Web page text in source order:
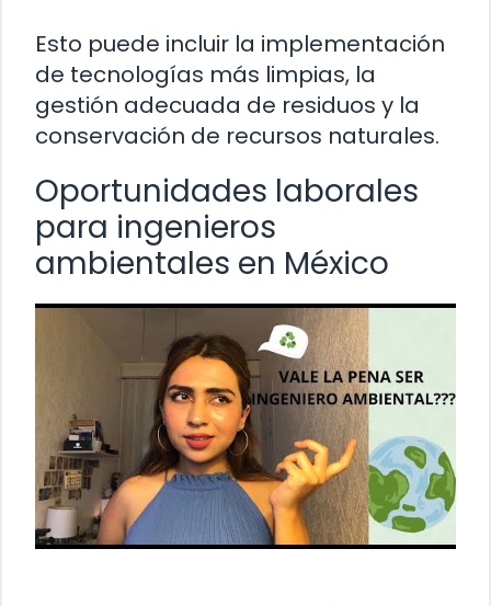
Esto puede incluir la implementación
de tecnologías más limpias, la
gestión adecuada de residuos y la
conservación de recursos naturales.
Oportunidades laborales
para ingenieros
ambientales en México